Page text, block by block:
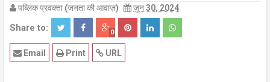
पब्लिक प्रवक्ता (जनता की आवाज़) जून 30, 2024
Share to: 0
URL
Print
Email